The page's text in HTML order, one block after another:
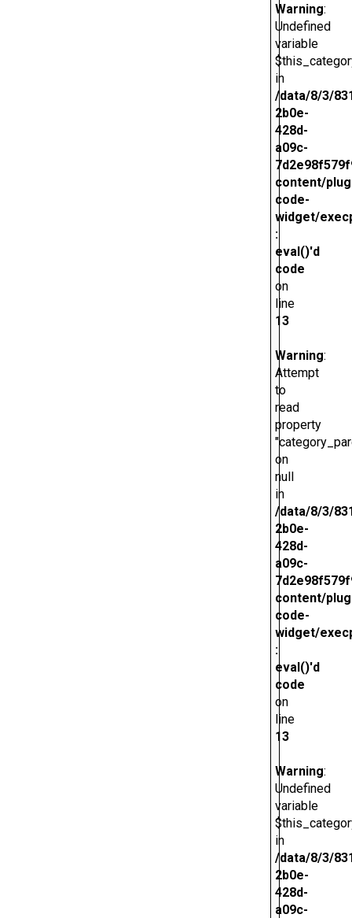
Warning:
Undefined
variable
in
/data/8/3/
2b0e-
428d-
a09c-
content/
code-
widget/
:
eval()'d
code
on
line
13
Warning:
Attempt
to
read
property
on
null
in
/data/8/3/
2b0e-
428d-
a09c-
content/
code-
widget/
:
eval()'d
code
on
line
13
Warning:
Undefined
variable
in
/data/8/3/
2b0e-
428d-
a09c-